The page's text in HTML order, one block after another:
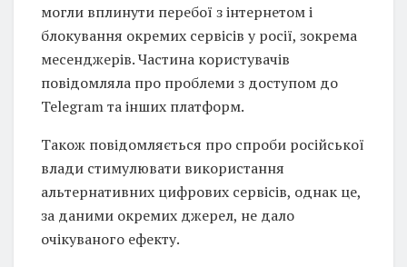
могли вплинути перебої з інтернетом і
блокування окремих сервісів у росії, зокрема
месенджерів. Частина користувачів
повідомляла про проблеми з доступом до
Telegram та інших платформ.
Також повідомляється про спроби російської
влади стимулювати використання
альтернативних цифрових сервісів, однак це,
за даними окремих джерел, не дало
очікуваного ефекту.